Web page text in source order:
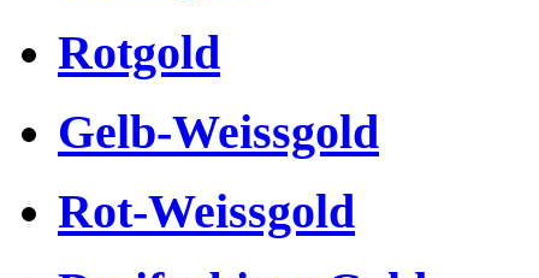
Rotgold
Gelb-Weissgold
Rot-Weissgold